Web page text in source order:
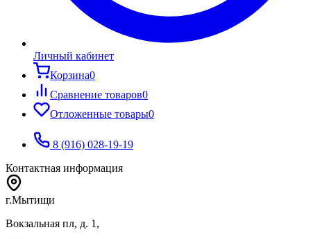
Личный кабинет
Корзина0
Сравнение товаров0
Отложенные товары0
8 (916) 028-19-19
Контактная информация
г.Мытищи
Вокзальная пл, д. 1,